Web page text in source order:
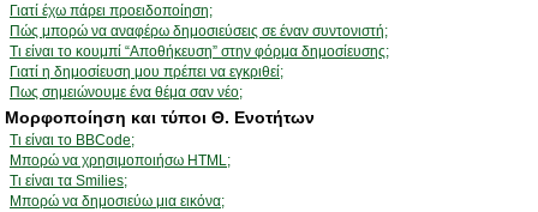
Γιατί έχω πάρει προειδοποίηση;
Πώς μπορώ να αναφέρω δημοσιεύσεις σε έναν συντονιστή;
Τι είναι το κουμπί “Αποθήκευση” στην φόρμα δημοσίευσης;
Γιατί η δημοσίευση μου πρέπει να εγκριθεί;
Πως σημειώνουμε ένα θέμα σαν νέο;
Μορφοποίηση και τύποι Θ. Ενοτήτων
Τι είναι το BBCode;
Μπορώ να χρησιμοποιήσω HTML;
Τι είναι τα Smilies;
Μπορώ να δημοσιεύω μια εικόνα;